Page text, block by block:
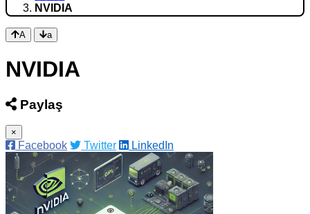
NVIDIA
A a
NVIDIA
Paylaş
×
Facebook Twitter LinkedIn